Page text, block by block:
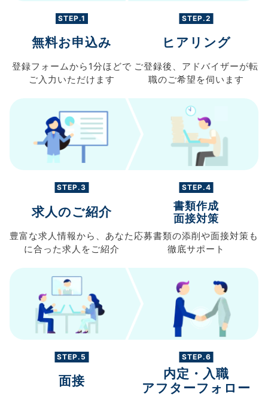
STEP.1
無料お申込み
登録フォームから 1分ほどで
ご入力 いただけます
STEP.2
ヒアリング
ご登録後、 アドバイザーが転
職のご希望を伺います
STEP.3
求人のご紹介
豊富な求人情報から、 あなた
に合った求人を ご紹介
STEP.4
書類作成
面接対策
応募書類の添削や面接対策も
徹底サポート
STEP.5
面接
STEP.6
内定・入職
アフターフォロー